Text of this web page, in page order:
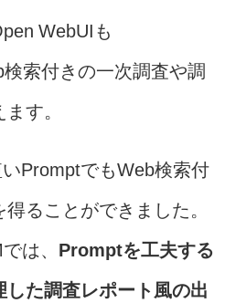
WebUIも
索付きの一次調査や調
す。
PromptでもWeb検索付
ることができました。
は、 Promptを工夫する
した調査レポート風の出